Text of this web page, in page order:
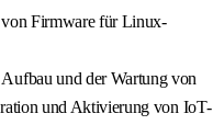
Firmware für Linux-
und der Wartung von
und Aktivierung von IoT-